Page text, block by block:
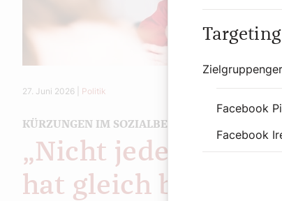
27. Juni 2026 Politik
KÜRZUNGEN IM SOZIALBEREICH
„Nicht jeder
hat gleich breite
Facebook
Facebook